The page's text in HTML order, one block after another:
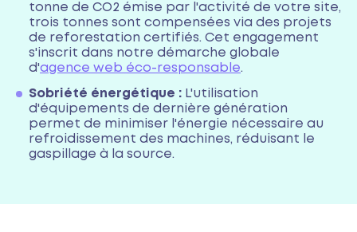
tonne de CO2 émise par l'activité de votre site,
trois tonnes sont compensées via des projets
de reforestation certifiés. Cet engagement
s'inscrit dans notre démarche globale
d'agence web éco-responsable.
Sobriété énergétique : L'utilisation
d'équipements de dernière génération
permet de minimiser l'énergie nécessaire au
refroidissement des machines, réduisant le
gaspillage à la source.